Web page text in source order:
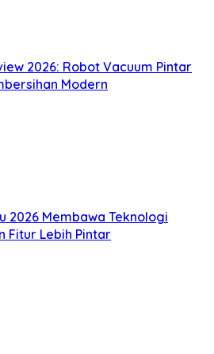
2026: Robot Vacuum Pintar
Modern
2026 Membawa Teknologi
Fitur Lebih Pintar